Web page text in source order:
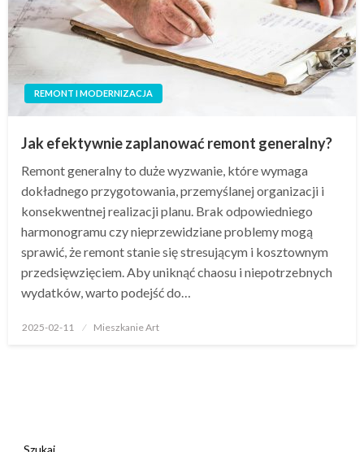
REMONT I MODERNIZACJA
Jak efektywnie zaplanować remont generalny?
Remont generalny to duże wyzwanie, które wymaga
dokładnego przygotowania, przemyślanej organizacji i
konsekwentnej realizacji planu. Brak odpowiedniego
harmonogramu czy nieprzewidziane problemy mogą
sprawić, że remont stanie się stresującym i kosztownym
przedsięwzięciem. Aby uniknąć chaosu i niepotrzebnych
wydatków, warto podejść do…
Opublikowane
2025-02-11 Mieszkanie Art